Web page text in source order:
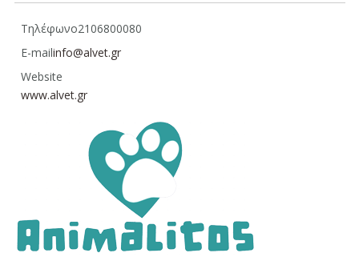
Τηλέφωνο2106800080
E-mailinfo@alvet.gr
Website
www.alvet.gr